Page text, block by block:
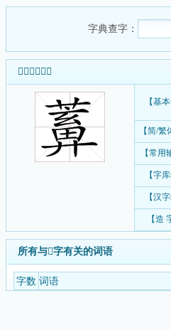
字典查字：
𦿤字基本信息
【基
【简/
【常用
【字
【汉
【造
所有与𦿤字有关的词语
字数 词语